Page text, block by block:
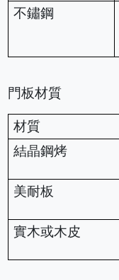
不鏽鋼
門板材質
材質
結晶鋼烤
美耐板
實木或木皮